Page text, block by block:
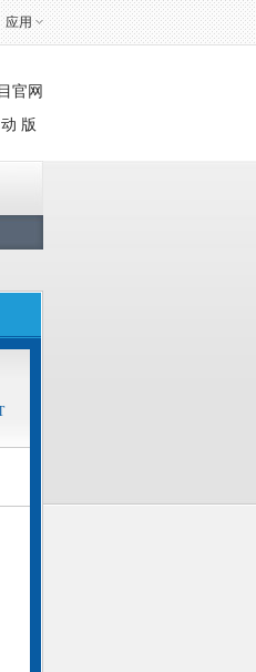
应用
官网
版